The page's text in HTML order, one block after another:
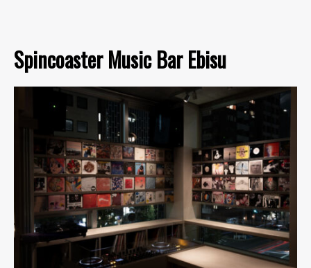
Spincoaster Music Bar Ebisu